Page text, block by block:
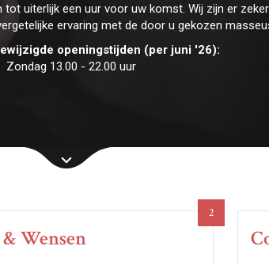
tot uiterlijk een uur voor uw komst. Wij zijn er
ervaring met de door u gekozen
openingstijden (per juni '26):
Zondag 13.00 - 22.00 uur
2
Wensen